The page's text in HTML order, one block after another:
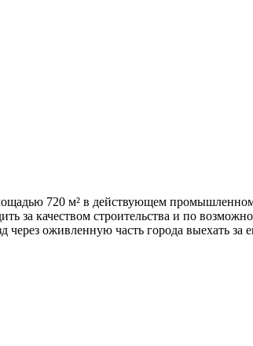
720 м² в действующем
за качеством строительства и по
через оживленную часть города выехать за